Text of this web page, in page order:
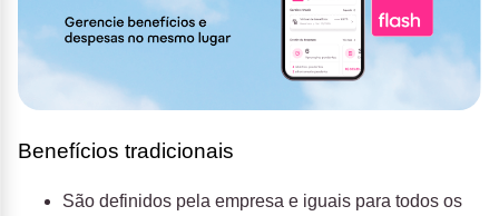
Benefícios tradicionais
São definidos pela empresa e iguais para todos os